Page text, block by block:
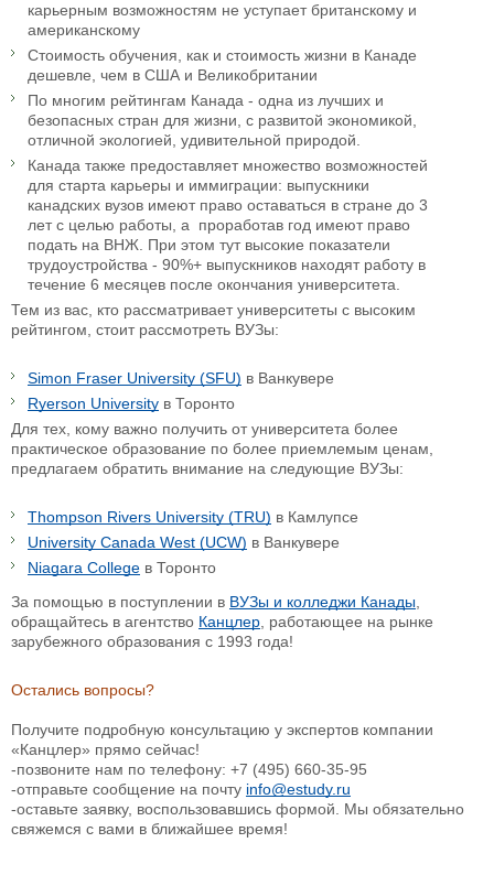
карьерным возможностям не уступает британскому и
американскому
Стоимость обучения, как и стоимость жизни в Канаде
дешевле, чем в США и Великобритании
По многим рейтингам Канада - одна из лучших и
безопасных стран для жизни, с развитой экономикой,
отличной экологией, удивительной природой.
Канада также предоставляет множество возможностей
для старта карьеры и иммиграции: выпускники
канадских вузов имеют право оставаться в стране до 3
лет с целью работы, а проработав год имеют право
подать на ВНЖ. При этом тут высокие показатели
трудоустройства - 90%+ выпускников находят работу в
течение 6 месяцев после окончания университета.
Тем из вас, кто рассматривает университеты с высоким
рейтингом, стоит рассмотреть ВУЗы:
Simon Fraser University (SFU) в Ванкувере
Ryerson University в Торонто
Для тех, кому важно получить от университета более
практическое образование по более приемлемым ценам,
предлагаем обратить внимание на следующие ВУЗы:
Thompson Rivers University (TRU) в Камлупсе
University Canada West (UCW) в Ванкувере
Niagara College в Торонто
За помощью в поступлении в ВУЗы и колледжи Канады
обращайтесь в агентство Канцлер , работающее на рынке
зарубежного образования с 1993 года!
Остались вопросы?
Получите подробную консультацию у экспертов компании
«Канцлер» прямо сейчас!
-позвоните нам по телефону: +7 (495) 660-35-95
-отправьте сообщение на почту info@estudy.ru
-оставьте заявку, воспользовавшись формой. Мы обязательно
свяжемся с вами в ближайшее время!